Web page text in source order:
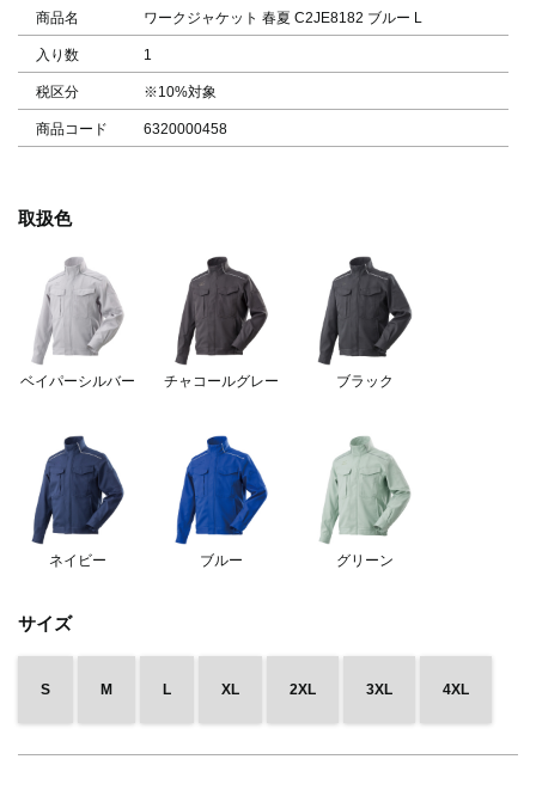
商品名 ワークジャケット 春夏 C2JE8182 ブルー L
入り数 1
税区分 ※10%対象
商品コード 6320000458
取扱色
ベイパーシルバー チャコールグレー ブラック
ネイビー ブルー グリーン
サイズ
S M L XL 2XL 3XL 4XL